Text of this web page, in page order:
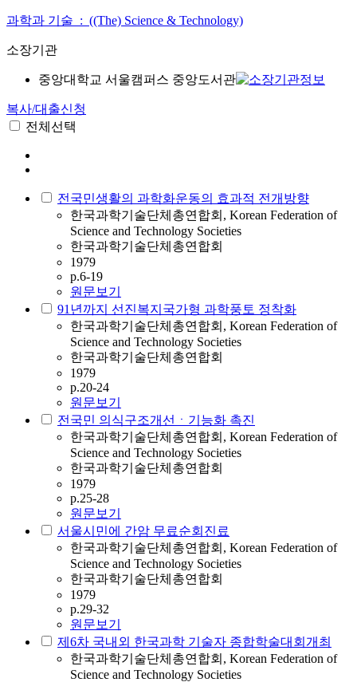
과학과 기술 : ((The) Science & Technology)
소장기관
중앙대학교 서울캠퍼스 중앙도서관
복사/대출신청
전체선택
전국민생활의 과학화운동의 효과적 전개방향
한국과학기술단체총연합회, Korean Federation of
Science and Technology Societies
한국과학기술단체총연합회
1979
p.6-19
원문보기
91년까지 선진복지국가형 과학풍토 정착화
한국과학기술단체총연합회, Korean Federation of
Science and Technology Societies
한국과학기술단체총연합회
1979
p.20-24
원문보기
전국민 의식구조개선ㆍ기능화 촉진
한국과학기술단체총연합회, Korean Federation of
Science and Technology Societies
한국과학기술단체총연합회
1979
p.25-28
원문보기
서울시민에 간암 무료순회진료
한국과학기술단체총연합회, Korean Federation of
Science and Technology Societies
한국과학기술단체총연합회
1979
p.29-32
원문보기
제6차 국내외 한국과학 기술자 종합학술대회개최
한국과학기술단체총연합회, Korean Federation of
Science and Technology Societies